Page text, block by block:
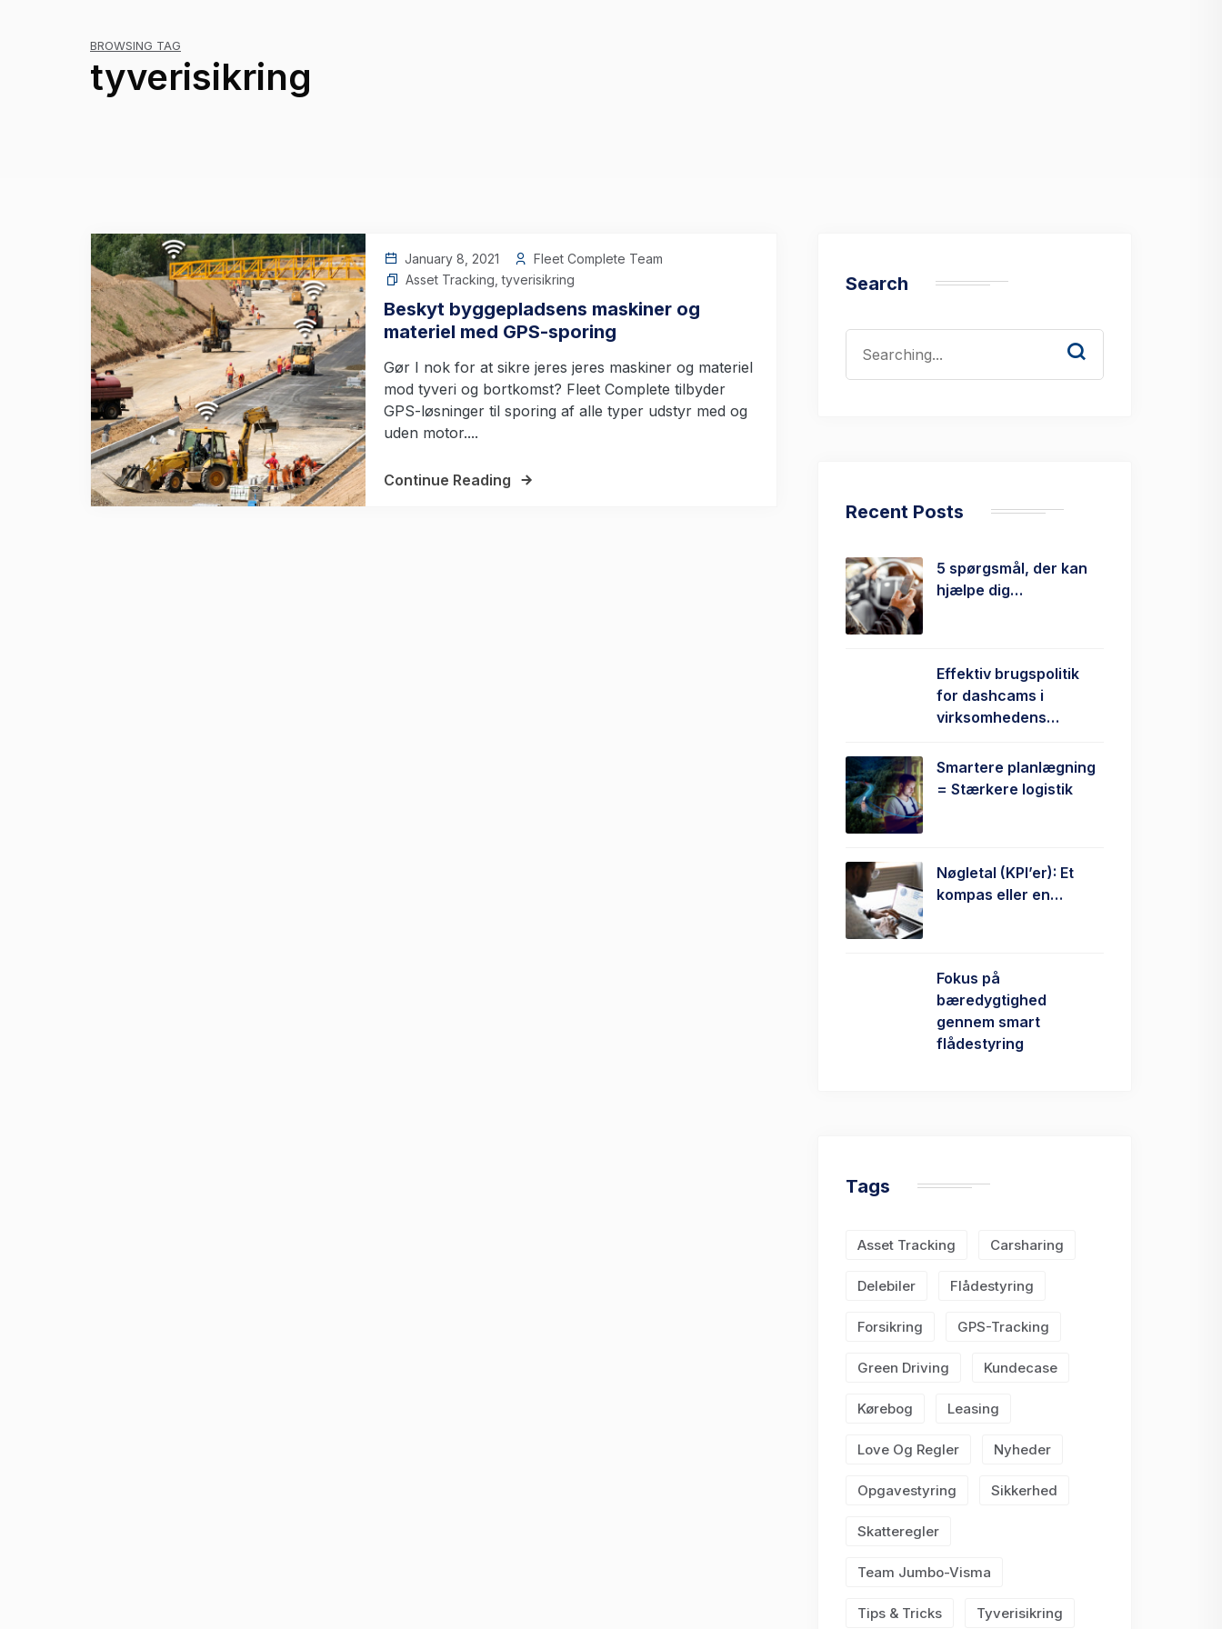
BROWSING TAG
tyverisikring
January 8, 2021
Fleet Complete Team
Asset Tracking ,tyverisikring
Beskyt byggepladsens maskiner og
materiel med GPS-sporing
Gør I nok for at sikre jeres jeres maskiner og materiel
mod tyveri og bortkomst? Fleet Complete tilbyder
GPS-løsninger til sporing af alle typer udstyr med og
uden motor....
Continue Reading
Search
for:
Recent Posts
5 spørgsmål, der kan
hjælpe dig…
Effektiv brugspolitik
for dashcams i
virksomhedens…
Smartere planlægning
= Stærkere logistik
Nøgletal (KPI’er): Et
kompas eller en…
Fokus på
bæredygtighed
gennem smart
flådestyring
Tags
Asset Tracking Carsharing
Delebiler Flådestyring
Forsikring GPS-Tracking
Green Driving Kundecase
Kørebog Leasing
Love Og Regler Nyheder
Opgavestyring Sikkerhed
Skatteregler
Team Jumbo-Visma
Tips & Tricks Tyverisikring